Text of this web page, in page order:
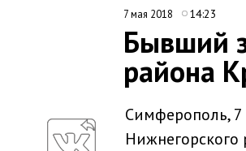
7 мая 2018 14:23
Бывший
района
Симферополь,
Нижнегорского